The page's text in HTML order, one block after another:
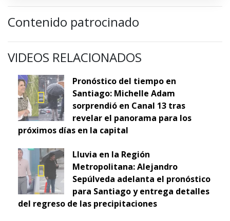
Contenido patrocinado
VIDEOS RELACIONADOS
Pronóstico del tiempo en
Santiago: Michelle Adam
sorprendió en Canal 13 tras
revelar el panorama para los
próximos días en la capital
Lluvia en la Región
Metropolitana: Alejandro
Sepúlveda adelanta el pronóstico
para Santiago y entrega detalles
del regreso de las precipitaciones